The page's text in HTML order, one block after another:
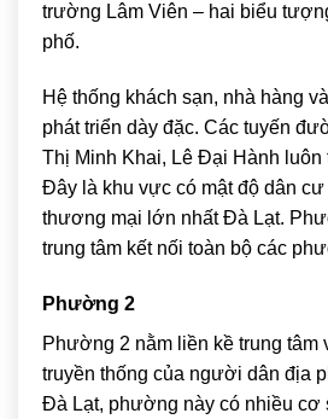
trường Lâm Viên – hai biểu
phố.
Hệ thống khách sạn, nhà hàng
phát triển dày đặc. Các tuyến
Thị Minh Khai, Lê Đại Hành luôn
Đây là khu vực có mật độ dân cư
thương mại lớn nhất Đà Lạt.
trung tâm kết nối toàn bộ các
Phường 2
Phường 2 nằm liền kề trung tâm
truyền thống của người dân địa
Đà Lạt, phường này có nhiều cơ